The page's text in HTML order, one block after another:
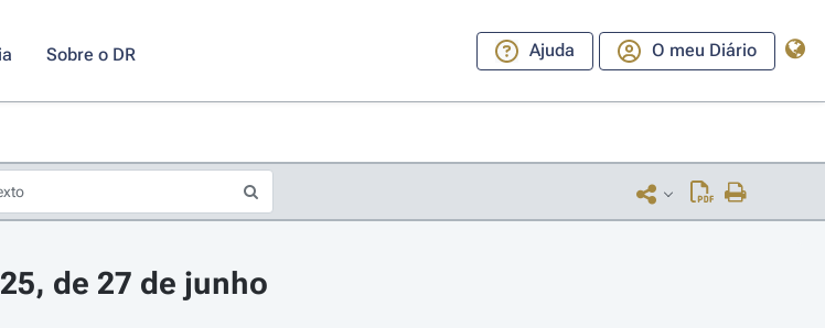
Sobre o DR Ajuda O meu Diário
de 27 de junho